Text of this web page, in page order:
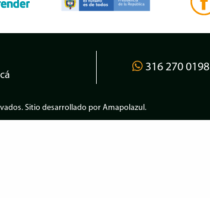
316 270 0198
Sitio desarrollado porAmapolazul.